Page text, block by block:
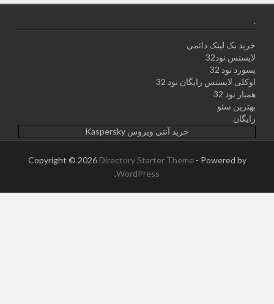
.
خرید بک لینک دائمی
لایسنس نود32
پسورد نود 32
اوکلی لایسنس رایگان نود 32
همیار نود 32
بهترین سئو
رایگان
خرید آنتی ویروس Kaspersky
Copyright © 2026 Directory Starter Theme - Powered by
WordPress
.